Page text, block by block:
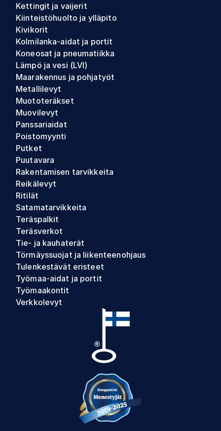
Kettingit ja vaijerit
Kiinteistöhuolto ja ylläpito
Kivikorit
Kolmilanka-aidat ja portit
Koneosat ja pneumatiikka
Lämpö ja vesi (LVI)
Maarakennus ja pohjatyöt
Metallilevyt
Muototeräkset
Muovilevyt
Panssariaidat
Poistomyynti
Putket
Puutavara
Rakentamisen tarvikkeita
Reikälevyt
Ritilät
Satamatarvikkeita
Teräspalkit
Teräsverkot
Tie- ja kauhaterät
Törmäyssuojat ja liikenteenohjaus
Tulenkestävät eristeet
Työmaa-aidat ja portit
Työmaakontit
Verkkolevyt